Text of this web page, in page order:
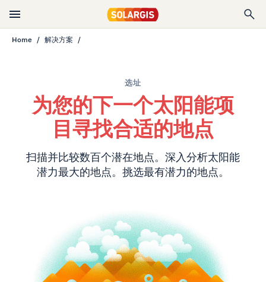
Home 解决方案
选址
为您的下一个太阳能项
目寻找合适的地点
扫描并比较数百个潜在地点。深入分析太阳能
潜力最大的地点。挑选最有潜力的地点。